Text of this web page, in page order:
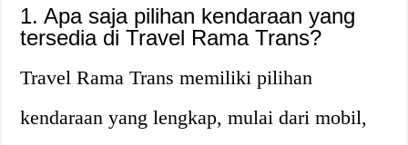
1. Apa saja pilihan kendaraan yang
tersedia di Travel Rama Trans?
Travel Rama Trans memiliki pilihan
kendaraan yang lengkap, mulai dari mobil,